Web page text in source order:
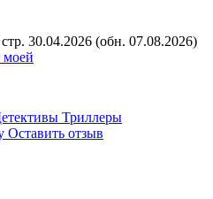
30.04.2026 (обн. 07.08.2026)
моей
Триллеры
Оставить отзыв